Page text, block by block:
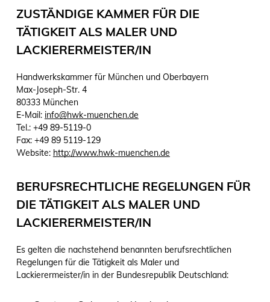
ZUSTÄNDIGE KAMMER FÜR DIE
TÄTIGKEIT ALS MALER UND
LACKIERERMEISTER/IN
Handwerkskammer für München und Oberbayern
Max-Joseph-Str. 4
80333 München
E-Mail: info@hwk-muenchen.de
Tel.: +49 89-5119-0
Fax: +49 89 5119-129
Website: http://www.hwk-muenchen.de
BERUFSRECHTLICHE REGELUNGEN FÜR
DIE TÄTIGKEIT ALS MALER UND
LACKIERERMEISTER/IN
Es gelten die nachstehend benannten berufsrechtlichen
Regelungen für die Tätigkeit als Maler und
Lackierermeister/in in der Bundesrepublik Deutschland: